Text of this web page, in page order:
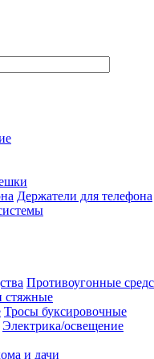
Держатели для телефона
Противоугонные
стяжные
Тросы буксировочные
Электрика/освещение
и дачи